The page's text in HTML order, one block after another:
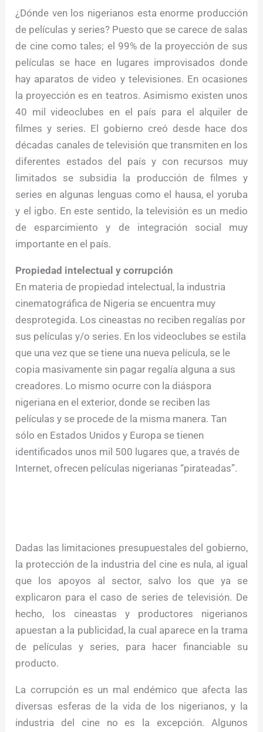
¿Dónde ven los nigerianos esta enorme producción
de películas y series? Puesto que se carece de salas
de cine como tales; el 99% de la proyección de sus
películas se hace en lugares improvisados donde
hay aparatos de video y televisiones. En ocasiones
la proyección es en teatros. Asimismo existen unos
40 mil videoclubes en el país para el alquiler de
filmes y series. El gobierno creó desde hace dos
décadas canales de televisión que transmiten en los
diferentes estados del país y con recursos muy
limitados se subsidia la producción de filmes y
series en algunas lenguas como el hausa, el yoruba
y el igbo. En este sentido, la televisión es un medio
de esparcimiento y de integración social muy
importante en el país.
Propiedad intelectual y corrupción
En materia de propiedad intelectual, la industria
cinematográfica de Nigeria se encuentra muy
desprotegida. Los cineastas no reciben regalías por
sus películas y/o series. En los videoclubes se estila
que una vez que se tiene una nueva película, se le
copia masivamente sin pagar regalía alguna a sus
creadores. Lo mismo ocurre con la diáspora
nigeriana en el exterior, donde se reciben las
películas y se procede de la misma manera. Tan
sólo en Estados Unidos y Europa se tienen
identificados unos mil 500 lugares que, a través de
Internet, ofrecen películas nigerianas “pirateadas”.
Dadas las limitaciones presupuestales del gobierno,
la protección de la industria del cine es nula, al igual
que los apoyos al sector, salvo los que ya se
explicaron para el caso de series de televisión. De
hecho, los cineastas y productores nigerianos
apuestan a la publicidad, la cual aparece en la trama
de películas y series, para hacer financiable su
producto.
La corrupción es un mal endémico que afecta las
diversas esferas de la vida de los nigerianos, y la
industria del cine no es la excepción. Algunos